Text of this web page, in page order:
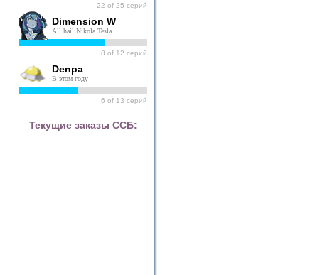
22 of 25 серий
Dimension W
All hail Nikola Tesla
8 of 12 серий
Denpa
В этом году
6 of 13 серий
Текущие заказы ССБ: